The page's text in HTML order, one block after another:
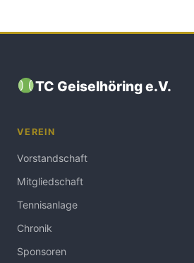
TC Geiselhöring e.V.
VEREIN
Vorstandschaft
Mitgliedschaft
Tennisanlage
Chronik
Sponsoren